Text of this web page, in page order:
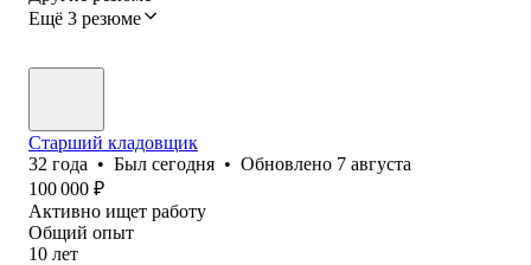
Ещё 3 резюме
Старший кладовщик
32 года • Был сегодня • Обновлено 7 августа
100 000 ₽
Активно ищет работу
Общий опыт
10 лет